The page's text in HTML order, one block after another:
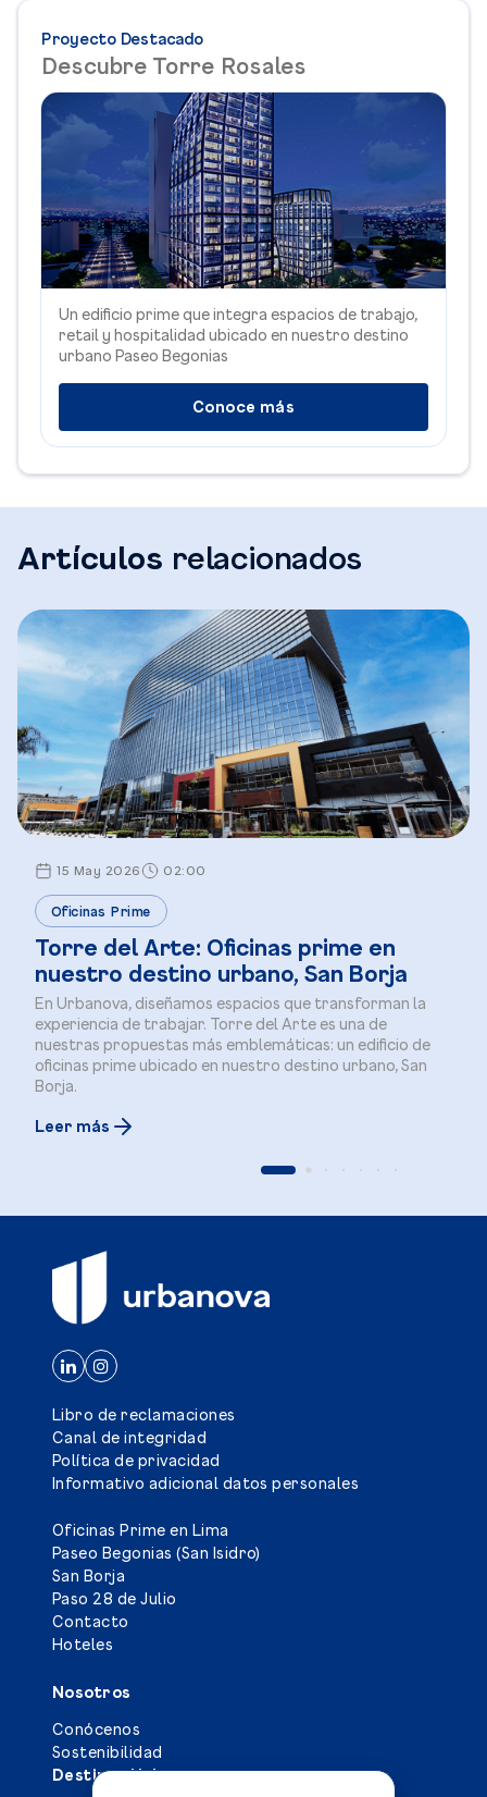
Proyecto Destacado
Descubre Torre Rosales
Un edificio prime que integra espacios de trabajo,
retail y hospitalidad ubicado en nuestro destino
urbano Paseo Begonias
Conoce más
Artículos relacionados
15 May 2026 02:00
Oficinas Prime
Torre del Arte: Oficinas prime en
nuestro destino urbano, San Borja
En Urbanova, diseñamos espacios que transforman la
experiencia de trabajar. Torre del Arte es una de
nuestras propuestas más emblemáticas: un edificio de
oficinas prime ubicado en nuestro destino urbano, San
Borja.
Leer más
Libro de reclamaciones
Canal de integridad
Política de privacidad
Informativo adicional datos personales
Oficinas Prime en Lima
Paseo Begonias (San Isidro)
San Borja
Paso 28 de Julio
Contacto
Hoteles
Nosotros
Conócenos
Sostenibilidad
Destinos Urbanos